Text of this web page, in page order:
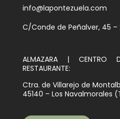
info@lapontezuela.com
C/Conde de Peñalver, 45
ALMAZARA | CENTRO
RESTAURANTE:
Ctra. de Villarejo de
45140 – Los Navalmorales